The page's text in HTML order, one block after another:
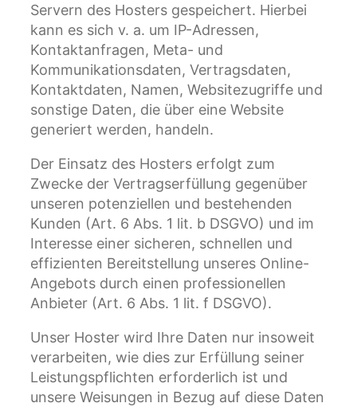
Servern des Hosters gespeichert. Hierbei
kann es sich v. a. um IP-Adressen,
Kontaktanfragen, Meta- und
Kommunikationsdaten, Vertragsdaten,
Kontaktdaten, Namen, Websitezugriffe und
sonstige Daten, die über eine Website
generiert werden, handeln.
Der Einsatz des Hosters erfolgt zum
Zwecke der Vertragserfüllung gegenüber
unseren potenziellen und bestehenden
Kunden (Art. 6 Abs. 1 lit. b DSGVO) und im
Interesse einer sicheren, schnellen und
effizienten Bereitstellung unseres Online-
Angebots durch einen professionellen
Anbieter (Art. 6 Abs. 1 lit. f DSGVO).
Unser Hoster wird Ihre Daten nur insoweit
verarbeiten, wie dies zur Erfüllung seiner
Leistungspflichten erforderlich ist und
unsere Weisungen in Bezug auf diese Daten